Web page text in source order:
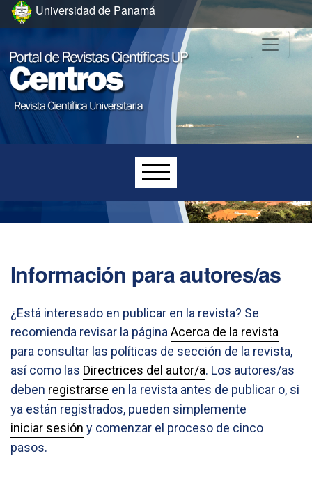
Ir al menú de navegación principal
Ir al contenido principal
Ir al pie de página del sitio
Universidad de Panamá
Menú principal
Información para autores/as
¿Está interesado en publicar en la revista? Se
recomienda revisar la página Acerca de la revista
para consultar las políticas de sección de la revista,
así como las Directrices del autor/a. Los autores/as
deben registrarse en la revista antes de publicar o, si
ya están registrados, pueden simplemente
iniciar sesión y comenzar el proceso de cinco
pasos.